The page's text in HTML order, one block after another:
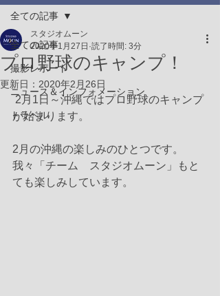
全ての記事
撮影レポート
ニュース＆インフォメーション
トラベル
全ての記事
プロ野球のキャンプ！
スタジオムーン
2020年1月27日 読了時間: 3分
更新日： 2020年2月26日
が始まります。
2月の沖縄の楽しみのひとつです。
我々「チーム　スタジオムーン」もと
ても楽しみしています。